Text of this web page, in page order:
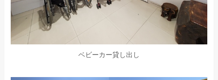
ベビーカー貸し出し